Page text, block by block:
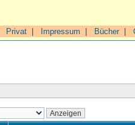
Privat Impressum Bücher|